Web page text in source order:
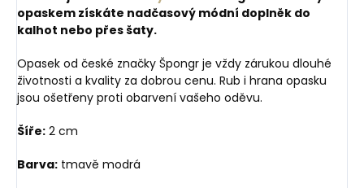
opaskem získáte nadčasový módní doplněk do
kalhot nebo přes šaty.
Opasek od české značky Špongr je vždy zárukou dlouhé
životnosti a kvality za dobrou cenu. Rub i hrana opasku
jsou ošetřeny proti obarvení vašeho oděvu.
Šíře: 2 cm
Barva: tmavě modrá